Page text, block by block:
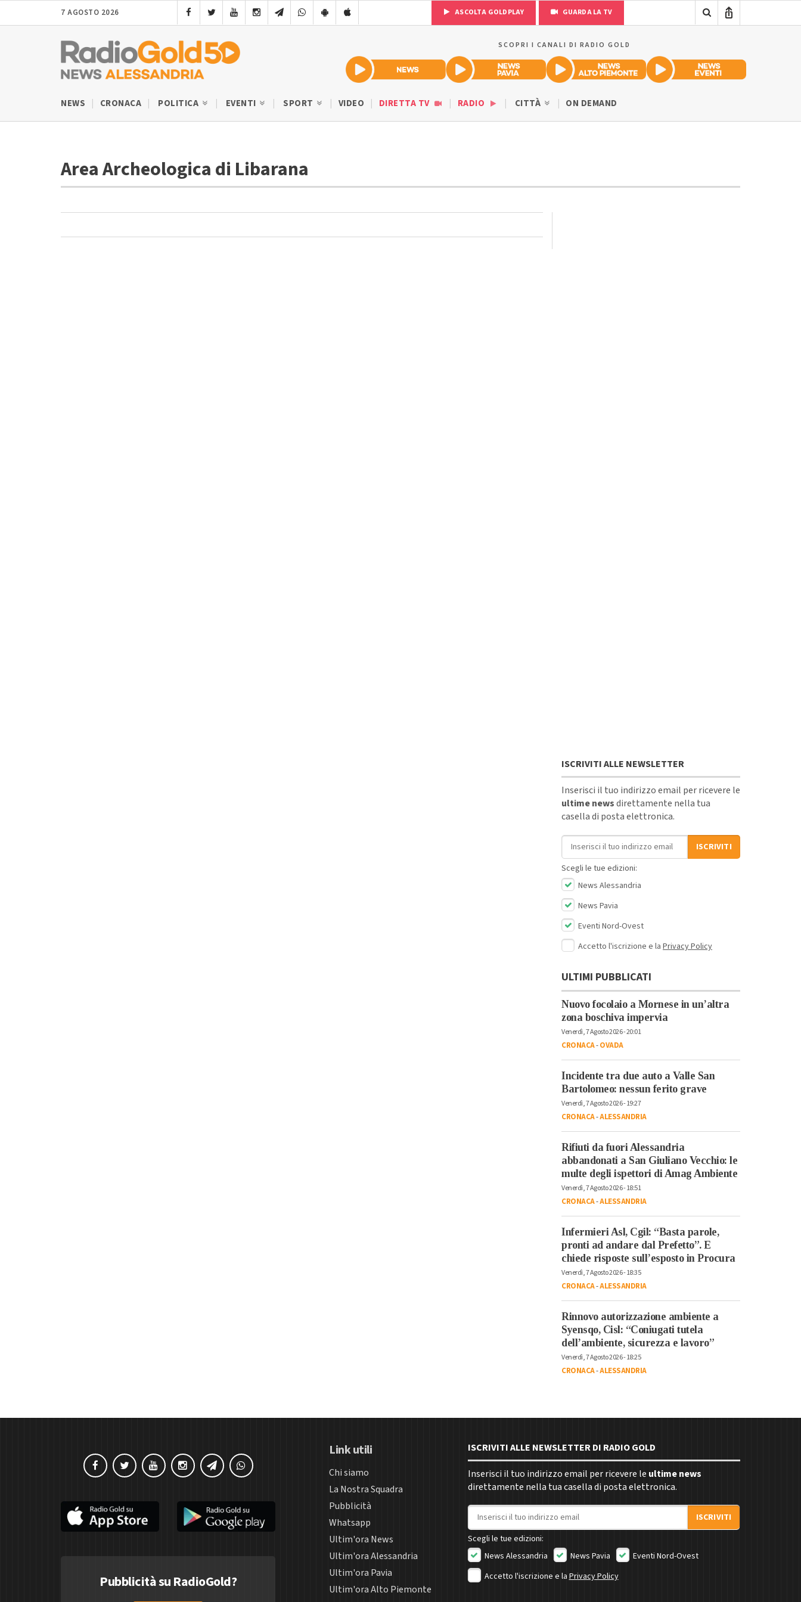
7 AGOSTO 2026 ASCOLTA GOLDPLAY GUARDA LA TV
SCOPRI I CANALI DI RADIO GOLD
NEWS CRONACA POLITICA EVENTI SPORT VIDEO DIRETTA TV RADIO CITTÀ ON DEMAND
Area Archeologica di Libarana
ISCRIVITI ALLE NEWSLETTER
Inserisci il tuo indirizzo email per ricevere le
ultime newsdirettamente nella tua
casella di posta elettronica.
Indirizzo email
ISCRIVITI
Scegli le tue edizioni:
News Alessandria
News Pavia
Eventi Nord-Ovest
Accetto l'iscrizione e la Privacy Policy
ULTIMI PUBBLICATI
Nuovo focolaio a Mornese in un’altra
zona boschiva impervia
Venerdì, 7 Agosto 2026 - 20:01
CRONACA-OVADA
Incidente tra due auto a Valle San
Bartolomeo: nessun ferito grave
Venerdì, 7 Agosto 2026 - 19:27
CRONACA-ALESSANDRIA
Rifiuti da fuori Alessandria
abbandonati a San Giuliano Vecchio: le
multe degli ispettori di Amag Ambiente
Venerdì, 7 Agosto 2026 - 18:51
CRONACA-ALESSANDRIA
Infermieri Asl, Cgil: “Basta parole,
pronti ad andare dal Prefetto”. E
chiede risposte sull’esposto in Procura
Venerdì, 7 Agosto 2026 - 18:35
CRONACA-ALESSANDRIA
Rinnovo autorizzazione ambiente a
Syensqo, Cisl: “Coniugati tutela
dell’ambiente, sicurezza e lavoro”
Venerdì, 7 Agosto 2026 - 18:25
CRONACA-ALESSANDRIA
Pubblicità su RadioGold?
Link utili
Chi siamo
La Nostra Squadra
Pubblicità
Whatsapp
Ultim'ora News
Ultim'ora Alessandria
Ultim'ora Pavia
Ultim'ora Alto Piemonte
ISCRIVITI ALLE NEWSLETTER DI RADIO GOLD
Inserisci il tuo indirizzo email per ricevere le ultime news
direttamente nella tua casella di posta elettronica.
Indirizzo email
ISCRIVITI
Scegli le tue edizioni:
News Alessandria
News Pavia
Eventi Nord-Ovest
Accetto l'iscrizione e la Privacy Policy